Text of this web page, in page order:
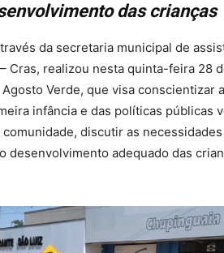
das crianças
da secretaria municipal de
Cras, realizou nesta quinta-feira 28
Verde, que visa conscientizar
infância e das políticas públicas
discutir as
desenvolvimento adequado das